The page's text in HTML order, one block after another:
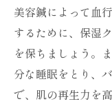
美容鍼によって血
するために、保湿
を保ちましょう。
分な睡眠をとり、
で、肌の再生力を